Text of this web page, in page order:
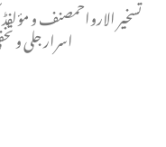
تسخير الارواحمصنف و
اسرار جلی